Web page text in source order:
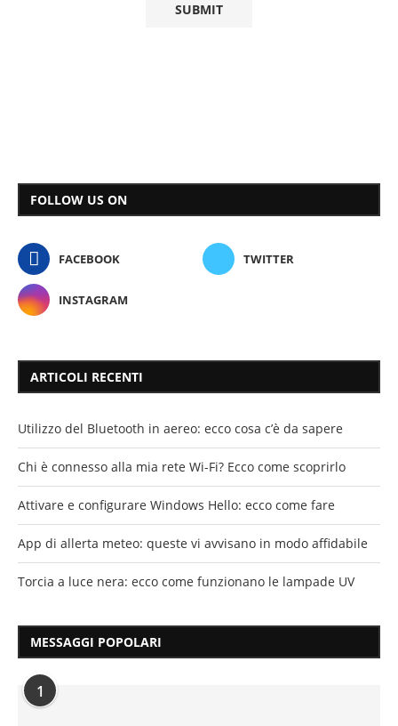
FOLLOW US ON
FACEBOOK TWITTER
INSTAGRAM
ARTICOLI RECENTI
Utilizzo del Bluetooth in aereo: ecco cosa c’è da sapere
Chi è connesso alla mia rete Wi-Fi? Ecco come scoprirlo
Attivare e configurare Windows Hello: ecco come fare
App di allerta meteo: queste vi avvisano in modo affidabile
Torcia a luce nera: ecco come funzionano le lampade UV
MESSAGGI POPOLARI
1